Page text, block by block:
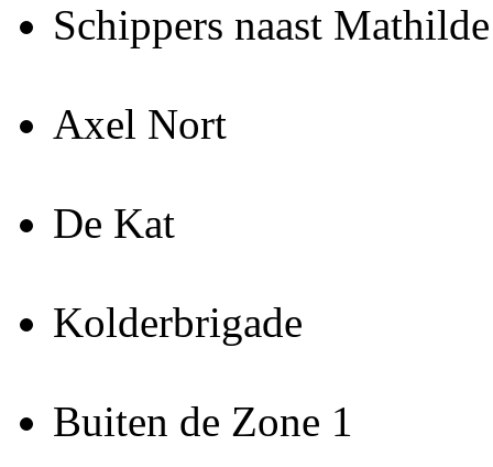
Schippers naast Mathilde
Axel Nort
De Kat
Kolderbrigade
Buiten de Zone 1